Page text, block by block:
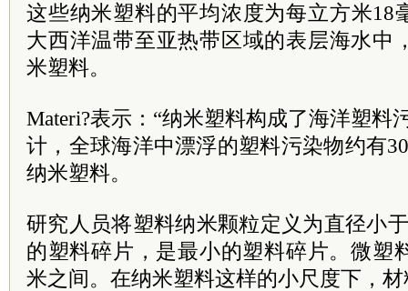
这些纳米塑料的平均浓度为每立方米18
大西洋温带至亚热带区域的表层海水中
米塑料。
Materi?表示：“纳米塑料构成了海洋塑料
计，全球海洋中漂浮的塑料污染物约有
纳米塑料。
研究人员将塑料纳米颗粒定义为直径小
的塑料碎片，是最小的塑料碎片。微塑
米之间。在纳米塑料这样的小尺度下，